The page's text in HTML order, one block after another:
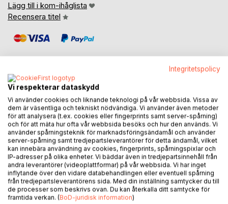
Lägg till i kom-ihåglista
Recensera titel
BESKRIVNING
När klimatförändringarna gick alltför långt och katastrofen
var ett faktum frös jorden. I Europa skapades ett samhälle
utifrån den romerska republiken men föll snart samman till
endast ett fåtal provinser kvar.
Legenden om ett mytomspunnet vapen som skulle kunna
förändra maktbalansen mellan provinserna tar fart och flera
aktörer påbörjar sitt sökande.
I centrum står ett flertal personer från samtliga provinser
Integritetspolicy
Vi respekterar dataskydd
Vi använder cookies och liknande teknologi på vår webbsida. Vissa av
dem är väsentliga och tekniskt nödvändiga. Vi använder även metoder
för att analysera (t.ex. cookies eller fingerprints samt server-spårning)
och för att mäta hur ofta vår webbsida besöks och hur den används. Vi
använder spårningsteknik för marknadsföringsändamål och använder
server-spårning samt tredjepartsleverantörer för detta ändamål, vilket
kan innebära användning av cookies, fingerprints, spårningspixlar och
IP-adresser på olika enheter. Vi bäddar även in tredjepartsinnehåll från
andra leverantörer (videoplattformar) på vår webbsida. Vi har inget
inflytande över den vidare databehandlingen eller eventuell spårning
från tredjepartsleverantörens sida. Med din inställning samtycker du till
de processer som beskrivs ovan. Du kan återkalla ditt samtycke för
framtida verkan. (BoD-juridisk information)